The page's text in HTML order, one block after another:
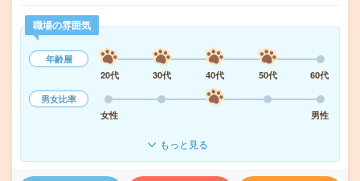
職場の雰囲気
年齢層
20代
30代 40代 50代
60代
男女比率
女性
男性
もっと見る